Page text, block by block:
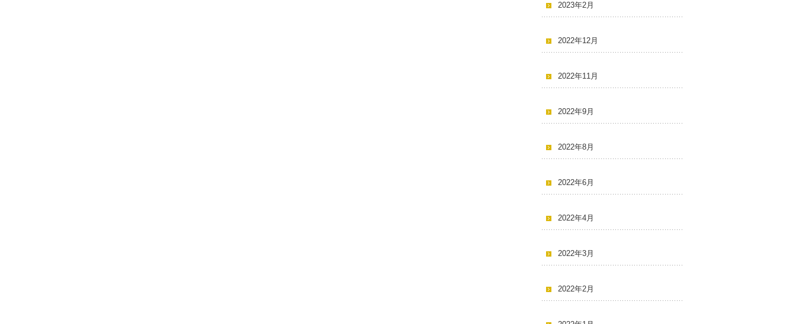
2023年2月
2022年12月
2022年11月
2022年9月
2022年8月
2022年6月
2022年4月
2022年3月
2022年2月